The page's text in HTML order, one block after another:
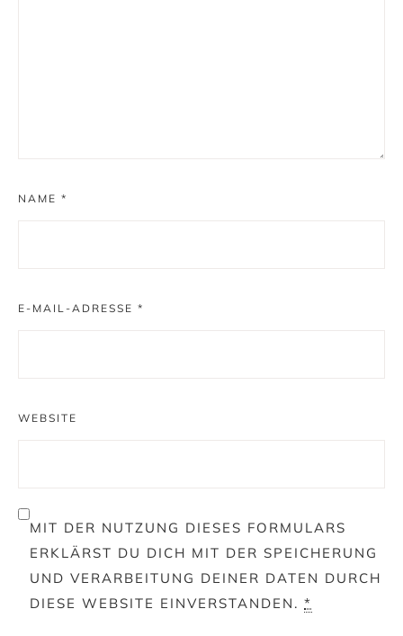
NAME *
E-MAIL-ADRESSE *
WEBSITE
MIT DER NUTZUNG DIESES FORMULARS
ERKLÄRST DU DICH MIT DER SPEICHERUNG
UND VERARBEITUNG DEINER DATEN DURCH
DIESE WEBSITE EINVERSTANDEN. *